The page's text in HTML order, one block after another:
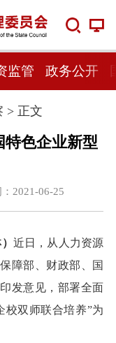
监管 政务公开
> 正文
特色企业新型
2021-06-25
近日，从人力资源
障部、财政部、国
发意见，部署全面
校双师联合培养”为